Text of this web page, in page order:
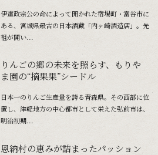
伊達政宗公の命によって開かれた宿場町・富谷市に
ある、宮城県最古の日本酒蔵「内ヶ崎酒造店」。先
祖が開い...
りんごの郷の未来を照らす、もりや
ま園の“摘果果”シードル
日本一のりんご生産量を誇る青森県。その西部に位
置し、津軽地方の中心都市として栄えた弘前市は、
明治初期...
恩納村の恵みが詰まったパッション